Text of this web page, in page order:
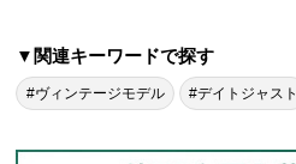
▼関連キーワードで探す
#ヴィンテージモデル #デイトジャスト